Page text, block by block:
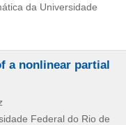
da Universidade
a nonlinear partial
Federal do Rio de